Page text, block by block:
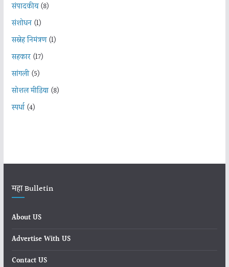
संपादकीय(8)
संशोधन(1)
सस्नेह निमंत्रण(1)
सहकार(17)
सांगली(5)
सोशल मीडिया(8)
स्पर्धा(4)
महा Bulletin
About US
Advertise With US
Contact US